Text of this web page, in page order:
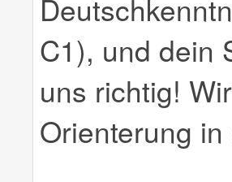
C1), und dein
uns richtig!
Orienterung